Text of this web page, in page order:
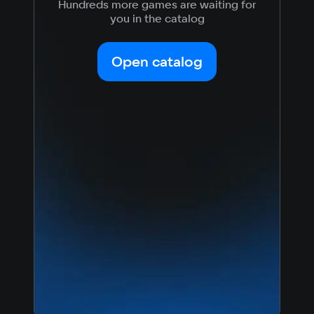
Hundreds more games are waiting for
you in the catalog
Open catalog